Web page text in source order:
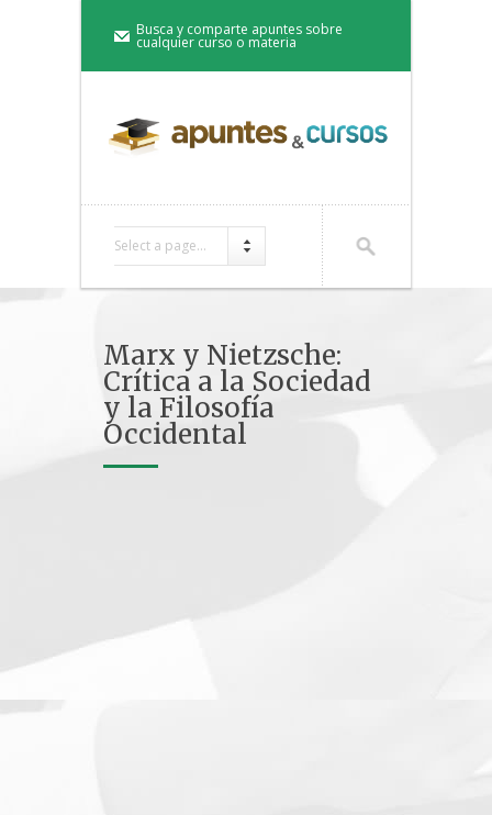
Busca y comparte apuntes sobre
cualquier curso o materia
Select a page...
Marx y Nietzsche:
Crítica a la Sociedad
y la Filosofía
Occidental